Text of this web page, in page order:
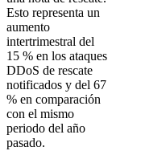
Esto representa un
aumento
intertrimestral del
15 % en los ataques
DDoS de rescate
notificados y del 67
% en comparación
con el mismo
periodo del año
pasado.